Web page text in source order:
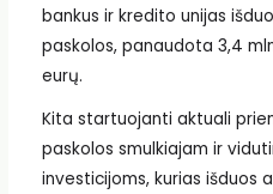
bankus ir kredito unijas
paskolos, panaudota 3,4
eurų.
Kita startuojanti aktuali
paskolos smulkiajam ir
investicijoms, kurias išduos